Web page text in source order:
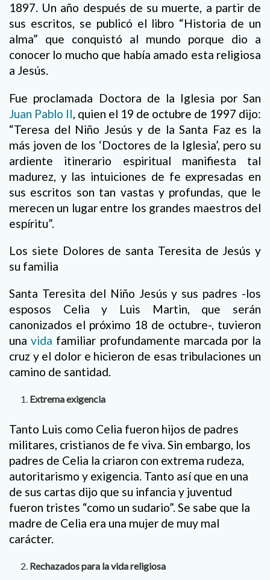
1897. Un año después de su muerte, a partir de
sus escritos, se publicó el libro “Historia de un
alma” que conquistó al mundo porque dio a
conocer lo mucho que había amado esta religiosa
a Jesús.
Fue proclamada Doctora de la Iglesia por San
Juan Pablo II , quien el 19 de octubre de 1997 dijo:
“Teresa del Niño Jesús y de la Santa Faz es la
más joven de los ‘Doctores de la Iglesia’, pero su
ardiente itinerario espiritual manifiesta tal
madurez, y las intuiciones de fe expresadas en
sus escritos son tan vastas y profundas, que le
merecen un lugar entre los grandes maestros del
espíritu”.
Los siete Dolores de santa Teresita de Jesús y
su familia
Santa Teresita del Niño Jesús y sus padres -los
esposos Celia y Luis Martin, que serán
canonizados el próximo 18 de octubre-, tuvieron
unavida familiar profundamente marcada por la
cruz y el dolor e hicieron de esas tribulaciones un
camino de santidad.
Extrema exigencia
Tanto Luis como Celia fueron hijos de padres
militares, cristianos de fe viva. Sin embargo, los
padres de Celia la criaron con extrema rudeza,
autoritarismo y exigencia. Tanto así que en una
de sus cartas dijo que su infancia y juventud
fueron tristes “como un sudario”. Se sabe que la
madre de Celia era una mujer de muy mal
carácter.
Rechazados para la vida religiosa